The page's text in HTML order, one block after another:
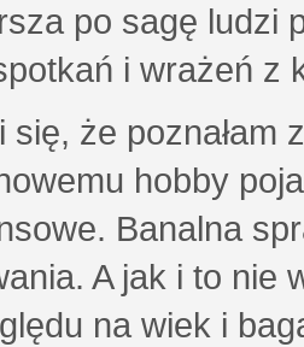
po sagę ludzi
i wrażeń z
się, że
hobby
Banalna
A jak i to nie
na wiek i